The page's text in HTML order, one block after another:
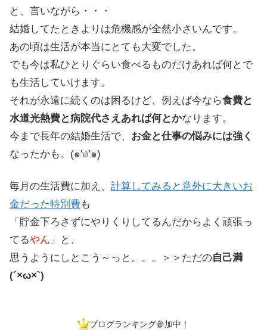
と、言いながら・・・
結婚してたときよりは危機感が全然小さいんです。
あの頃は生活が本当にとても大変でした。
でも今は私ひとりぐらい食べるものだけあれば何とで
も生活していけます。
それが永遠に続くのは困るけど、例えば今なら食費と
水道光熱費と病院代さえあれば何とかなります。
今まで長年の結婚生活で、 お金と仕事の悩みには強く
なったかも。(๑′௰‵๑)
毎月の生活費に加え、 計算してみると意外に大きいお
金だった特別費も
「貯金下ろさずにやりくりしてるんだからよく頑張っ
てるやん 」と、
思うようにしとこう～っと。。。＞＞ただの自己満
(´×ω×`)
ブログランキング参加中！